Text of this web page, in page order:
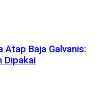
Baja Galvanis:
Dipakai